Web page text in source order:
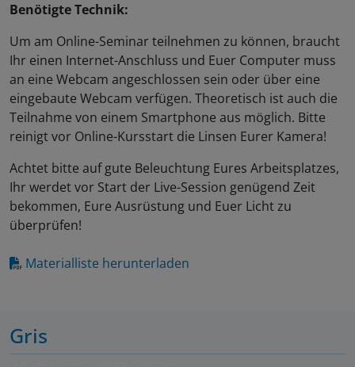
Benötigte Technik:
Um am Online-Seminar teilnehmen zu können, braucht
Ihr einen Internet-Anschluss und Euer Computer muss
an eine Webcam angeschlossen sein oder über eine
eingebaute Webcam verfügen. Theoretisch ist auch die
Teilnahme von einem Smartphone aus möglich. Bitte
reinigt vor Online-Kursstart die Linsen Eurer Kamera!
Achtet bitte auf gute Beleuchtung Eures Arbeitsplatzes,
Ihr werdet vor Start der Live-Session genügend Zeit
bekommen, Eure Ausrüstung und Euer Licht zu
überprüfen!
Materialliste herunterladen
Gris